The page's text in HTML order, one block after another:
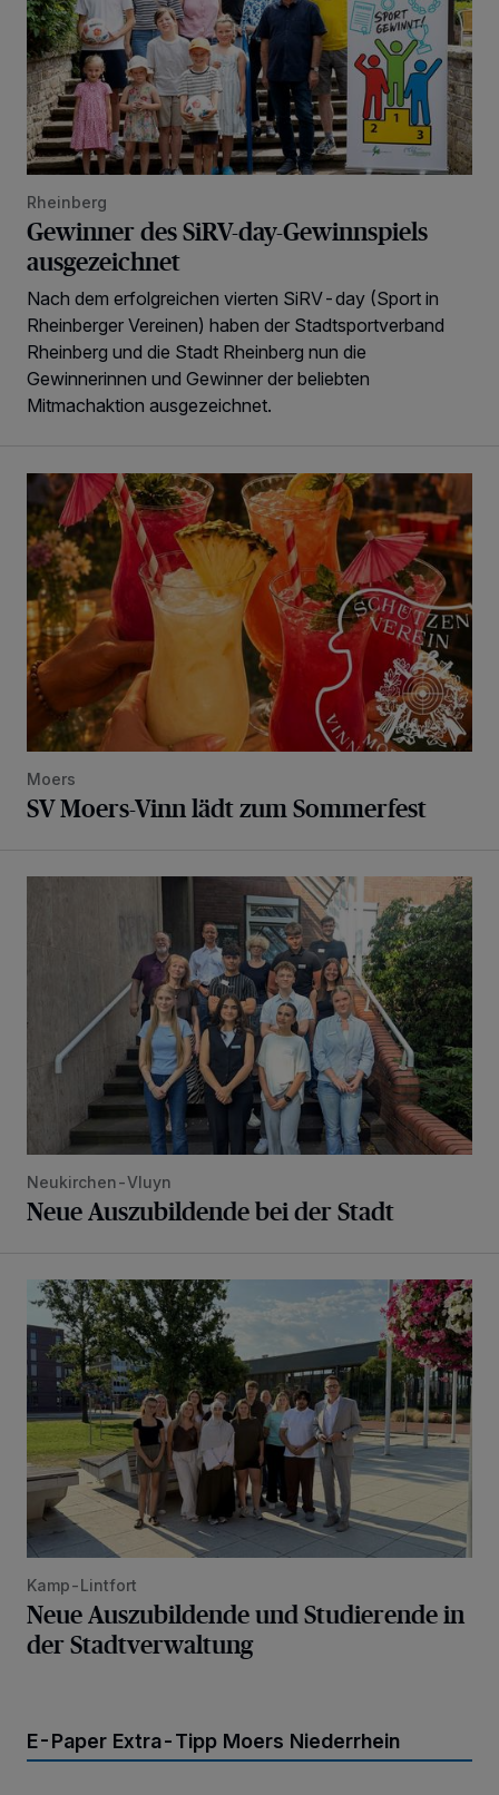
Rheinberg
Gewinner des SiRV-day-Gewinnspiels
ausgezeichnet
Nach dem erfolgreichen vierten SiRV-day (Sport in
Rheinberger Vereinen) haben der Stadtsportverband
Rheinberg und die Stadt Rheinberg nun die
Gewinnerinnen und Gewinner der beliebten
Mitmachaktion ausgezeichnet.
SV Moers-Vinn lädt zum Sommerfest
Moers
SV Moers-Vinn lädt zum Sommerfest
Neue Auszubildende bei der Stadt
Neukirchen-Vluyn
Neue Auszubildende bei der Stadt
Neue Auszubildende und Studierende in der
Kamp-Lintfort
Neue Auszubildende und Studierende in
der Stadtverwaltung
E-Paper Extra-Tipp Moers Niederrhein